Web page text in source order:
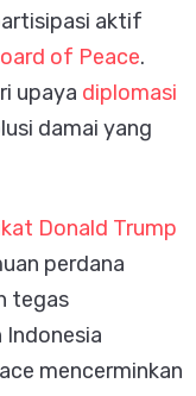
aktif
of Peace.
upaya diplomasi
damai yang
Donald Trump
perdana
tegas
Indonesia
mencerminkan